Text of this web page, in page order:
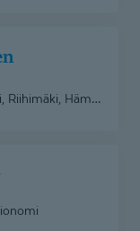
Turku, Vaasa, Seinäjoki, Riihimäki, Hämeenlinna, Pori, Uusikaupunki, Rauma, Tampere, Eurajoki